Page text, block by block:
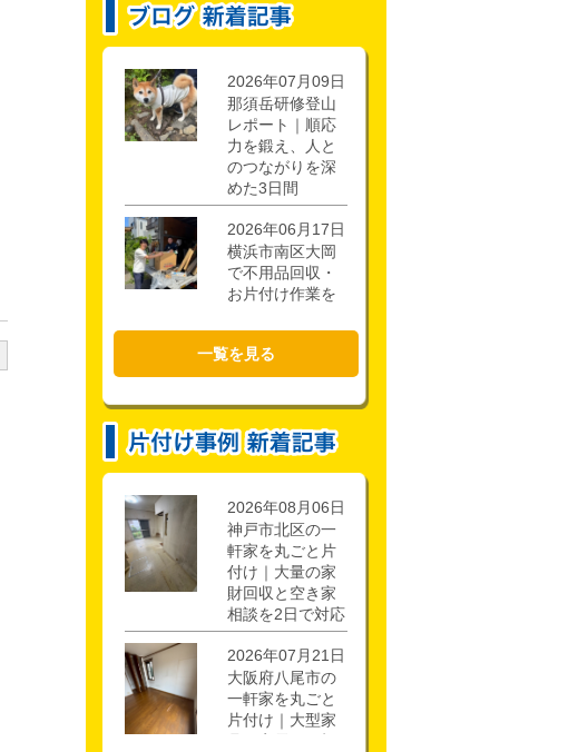
2026年07月09日
那須岳研修登山
レポート｜順応
力を鍛え、人と
のつながりを深
めた3日間
2026年06月17日
横浜市南区大岡
で不用品回収・
お片付け作業を
2026年02月21日
CSR活動報告 枚
ププロジェクト
一覧を見る
2026年08月06日
神戸市北区の一
軒家を丸ごと片
付け｜大量の家
財回収と空き家
相談を2日で対応
2026年07月21日
大阪府八尾市の
一軒家を丸ごと
片付け｜大型家